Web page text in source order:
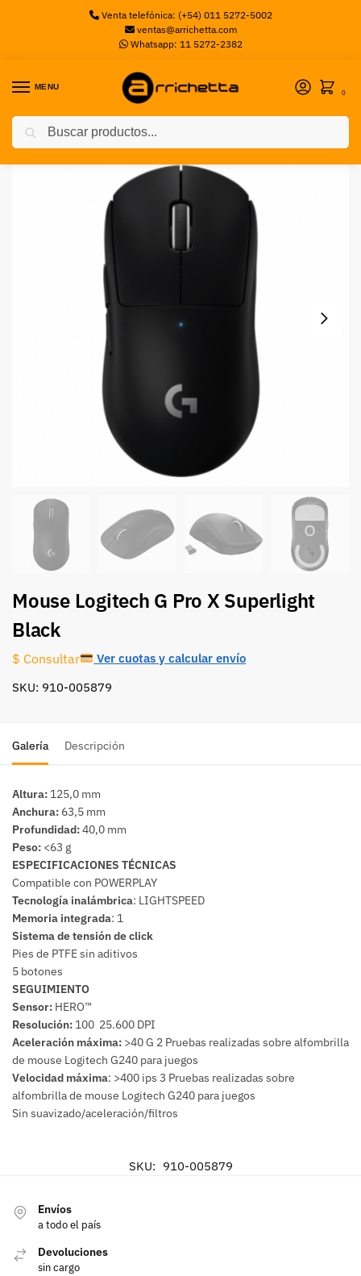
Venta telefónica: (+54) 011 5272-5002
ventas@arrichetta.com
Whatsapp: 11 5272-2382
MENU
0
Inicio Mouse Mouse Logitech G Pro X Superlight Black
Mouse Logitech G Pro X Superlight
Black
$ Consultar Ver cuotas y calcular envío
SKU: 910-005879
Galería Descripción
Altura: 125,0 mm
Anchura: 63,5 mm
Profundidad:40,0 mm
Peso: <63 g
ESPECIFICACIONES TÉCNICAS
Compatible con POWERPLAY
Tecnología inalámbrica: LIGHTSPEED
Memoria integrada: 1
Sistema de tensión de click
Pies de PTFE sin aditivos
5 botones
SEGUIMIENTO
Sensor: HERO™
Resolución: 100  25.600 DPI
Aceleración máxima: >40 G 2 Pruebas realizadas sobre alfombrilla
de mouse Logitech G240 para juegos
Velocidad máxima: >400 ips 3 Pruebas realizadas sobre
alfombrilla de mouse Logitech G240 para juegos
Sin suavizado/aceleración/filtros
SKU: 910-005879
Envíos
a todo el país
Devoluciones
sin cargo